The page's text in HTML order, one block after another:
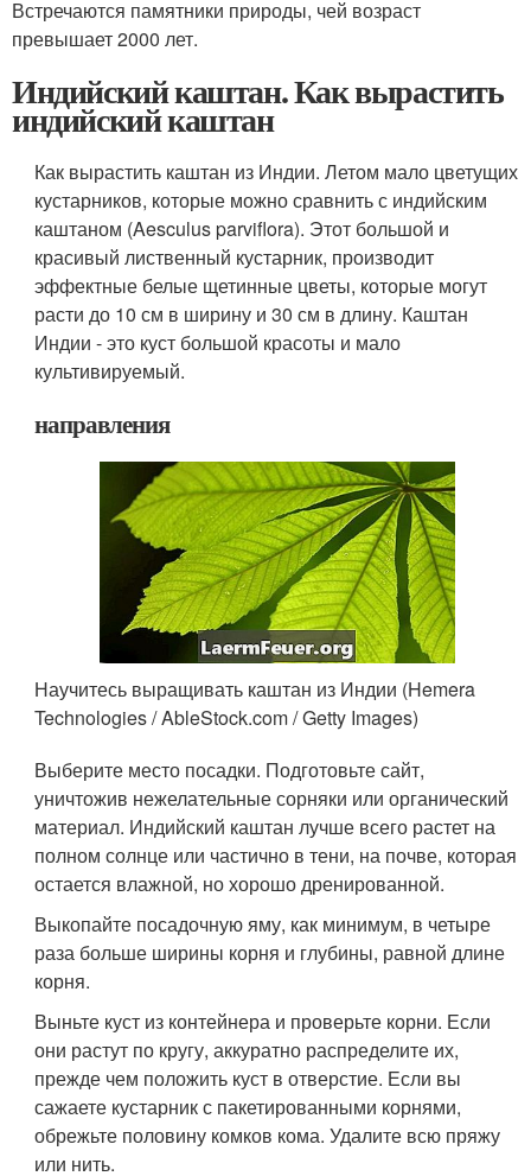
Встречаются памятники природы, чей возраст
превышает 2000 лет.
Индийский каштан. Как вырастить
индийский каштан
Как вырастить каштан из Индии. Летом мало цветущих
кустарников, которые можно сравнить с индийским
каштаном (Aesculus parviflora). Этот большой и
красивый лиственный кустарник, производит
эффектные белые щетинные цветы, которые могут
расти до 10 см в ширину и 30 см в длину. Каштан
Индии - это куст большой красоты и мало
культивируемый.
направления
Научитесь выращивать каштан из Индии (Hemera
Technologies / AbleStock.com / Getty Images)
Выберите место посадки. Подготовьте сайт,
уничтожив нежелательные сорняки или органический
материал. Индийский каштан лучше всего растет на
полном солнце или частично в тени, на почве, которая
остается влажной, но хорошо дренированной.
Выкопайте посадочную яму, как минимум, в четыре
раза больше ширины корня и глубины, равной длине
корня.
Выньте куст из контейнера и проверьте корни. Если
они растут по кругу, аккуратно распределите их,
прежде чем положить куст в отверстие. Если вы
сажаете кустарник с пакетированными корнями,
обрежьте половину комков кома. Удалите всю пряжу
или нить.